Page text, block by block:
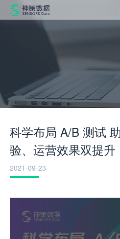
资源中心
帮助与支持
关于我们
神策学堂
数据成熟度测评
客户数据引
客户旅程分析
客户旅程优化
科学布局 A/B 测试
验、运营效果双提升
2021-09-23